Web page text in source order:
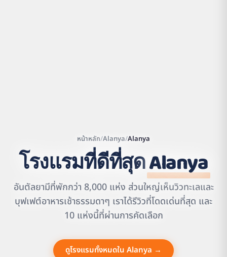
Leaflet|©
OpenStreetMap
หน้าหลัก/Alanya/Alanya
โรงแรมที่ดีที่สุดAlanya
อันตัลยามีที่พักกว่า 8,000 แห่ง ส่วนใหญ่เห็นวิวทะเลและ
บุฟเฟต์อาหารเช้าธรรมดาๆ เราได้รีวิวที่โดดเด่นที่สุด และ
10 แห่งนี้ที่ผ่านการคัดเลือก
ดูโรงแรมทั้งหมดใน Alanya →